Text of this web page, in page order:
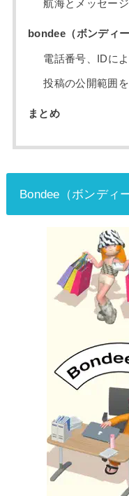
航海とメッセー
bondee（ボンディ
電話番号、IDに
投稿の公開範囲
まとめ
Bondee（ボンディ